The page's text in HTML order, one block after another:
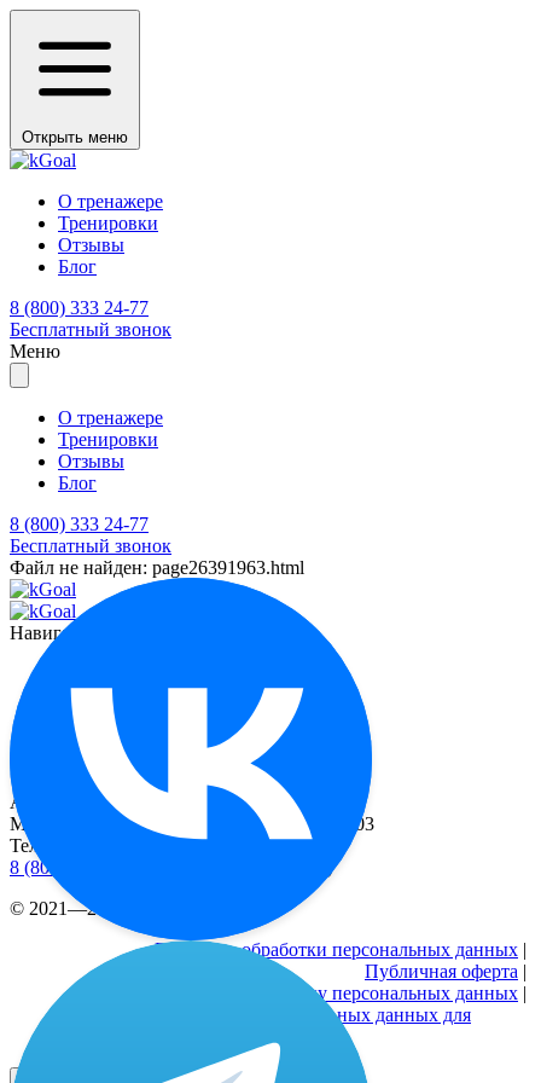
Открыть меню
О тренажере
Тренировки
Отзывы
Блог
8 (800) 333 24-77
Бесплатный звонок
Меню
О тренажере
Тренировки
Отзывы
Блог
8 (800) 333 24-77
Бесплатный звонок
Файл не найден: page26391963.html
Навигация
О миостимуляторе
Отзывы
Контакты
Реквизиты
Адрес
Москва, 2-й Рощинский пр-д, д. 8, офис 603
Телефоны
8 (800) 333 24-77
(бесплатные звонки по РФ)
© 2021—2026 |
Политика обработки персональных данных |
Публичная оферта |
Согласие на обработку персональных данных |
Согласие на обработку персональных данных для